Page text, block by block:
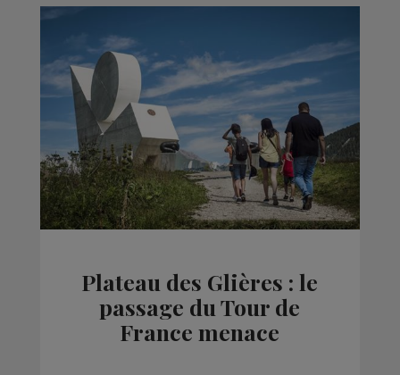
Plateau des Glières : le
passage du Tour de
France menace